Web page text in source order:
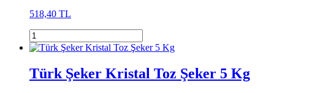
518,40 TL
Türk Şeker Kristal Toz Şeker 5 Kg